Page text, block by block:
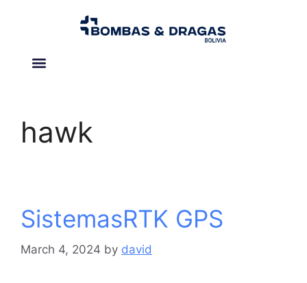
hawk
SistemasRTK GPS
March 4, 2024 by david